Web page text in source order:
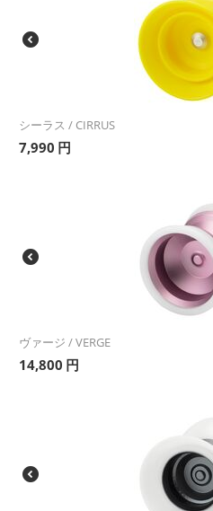
シーラス / CIRRUS
7,990 円
ヴァージ / VERGE
14,800 円